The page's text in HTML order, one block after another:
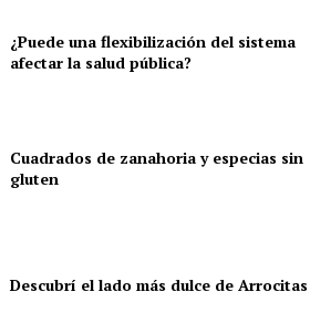
¿Puede una flexibilización del sistema
afectar la salud pública?
Cuadrados de zanahoria y especias sin
gluten
Descubrí el lado más dulce de Arrocitas